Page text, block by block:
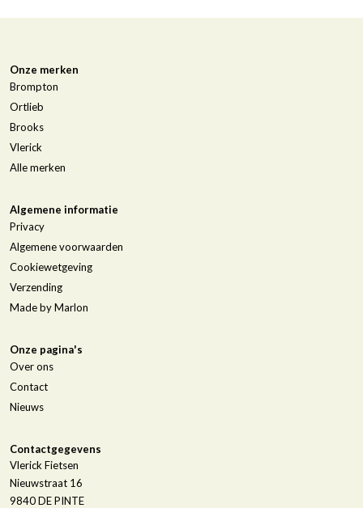
Onze merken
Brompton
Ortlieb
Brooks
Vlerick
Alle merken
Algemene informatie
Privacy
Algemene voorwaarden
Cookiewetgeving
Verzending
Made by Marlon
Onze pagina's
Over ons
Contact
Nieuws
Contactgegevens
Vlerick Fietsen
Nieuwstraat 16
9840DE PINTE